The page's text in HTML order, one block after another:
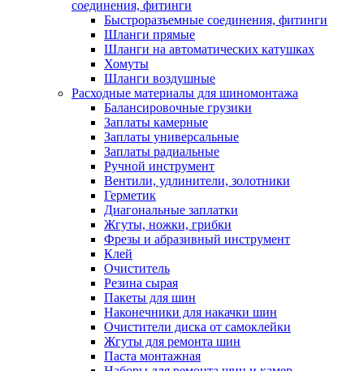
соединения, фитинги
Быстроразъемные соединения, фитинги
Шланги прямые
Шланги на автоматических катушках
Хомуты
Шланги воздушные
Расходные материалы для шиномонтажа
Балансировочные грузики
Заплаты камерные
Заплаты универсальные
Заплаты радиальные
Ручной инструмент
Вентили, удлинители, золотники
Герметик
Диагональные заплатки
Жгуты, ножки, грибки
Фрезы и абразивный инструмент
Клей
Очиститель
Резина сырая
Пакеты для шин
Наконечники для накачки шин
Очистители диска от самоклейки
Жгуты для ремонта шин
Паста монтажная